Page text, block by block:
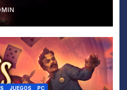
JUEGOS PC